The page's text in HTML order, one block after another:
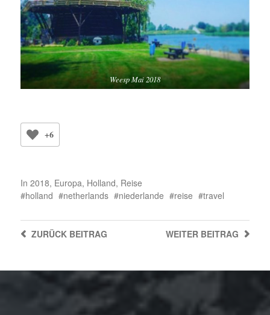
Weesp Mai 2018
+6
In 2018, Europa, Holland, Reise
holland
netherlands niederlande reise travel
WEITER BEITRAG
ZURÜCKBEITRAG